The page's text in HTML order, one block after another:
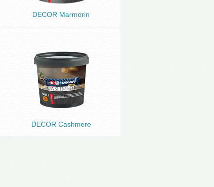
DECOR Marmorin
DECOR Cashmere